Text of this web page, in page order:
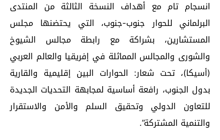
انسجام تام مع أهداف النسخة الثالثة من المنتدى
البرلماني للحوار جنوب-جنوب، التي يحتضنها مجلس
المستشارين، بشراكة مع رابطة مجالس الشيوخ
والشورى والمجالس المماثلة في إفريقيا والعالم العربي
(أسيكا)، تحت شعار: الحوارات البين إقليمية والقارية
بدول الجنوب، رافعة أساسية لمجابهة التحديات الجديدة
للتعاون الدولي وتحقيق السلم والأمن والاستقرار
والتنمية المشتركة”.